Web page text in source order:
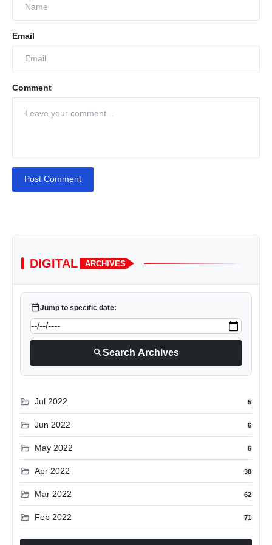
Email
Comment
Post Comment
DIGITAL ARCHIVES
calendar_todayJump to specific date:
searchSearch Archives
folder_open Jul 2022 5
folder_open Jun 2022 6
folder_open May 2022 6
folder_open Apr 2022 38
folder_open Mar 2022 62
folder_open Feb 2022 71